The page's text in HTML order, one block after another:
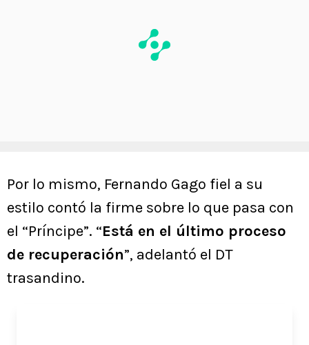
Por lo mismo, Fernando Gago fiel a su
estilo contó la firme sobre lo que pasa con
el “Príncipe”. “Está en el último proceso
de recuperación”, adelantó el DT
trasandino.